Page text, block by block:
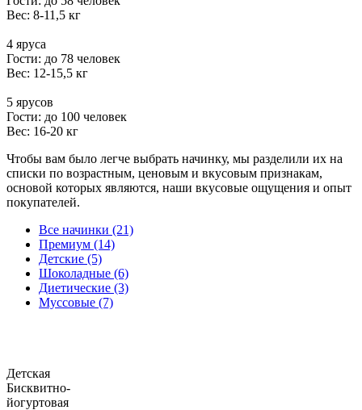
Вес: 8-11,5 кг
4 яруса
Гости: до 78 человек
Вес: 12-15,5 кг
5 ярусов
Гости: до 100 человек
Вес: 16-20 кг
Чтобы вам было легче выбрать начинку, мы разделили их на
списки по возрастным, ценовым и вкусовым признакам,
основой которых являются, наши вкусовые ощущения и опыт
покупателей.
Все начинки (21)
Премиум (14)
Детские (5)
Шоколадные (6)
Диетические (3)
Муссовые (7)
Детская
Бисквитно-
йогуртовая